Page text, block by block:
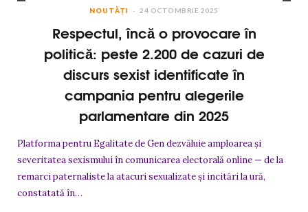
NOUTĂȚI 24 OCTOMBRIE 2025
Respectul, încă o provocare în
politică: peste 2.200 de cazuri de
discurs sexist identificate în
campania pentru alegerile
parlamentare din 2025
Platforma pentru Egalitate de Gen dezvăluie amploarea și
severitatea sexismului în comunicarea electorală online — de la
remarci paternaliste la atacuri sexualizate și incitări la ură,
constatată în…